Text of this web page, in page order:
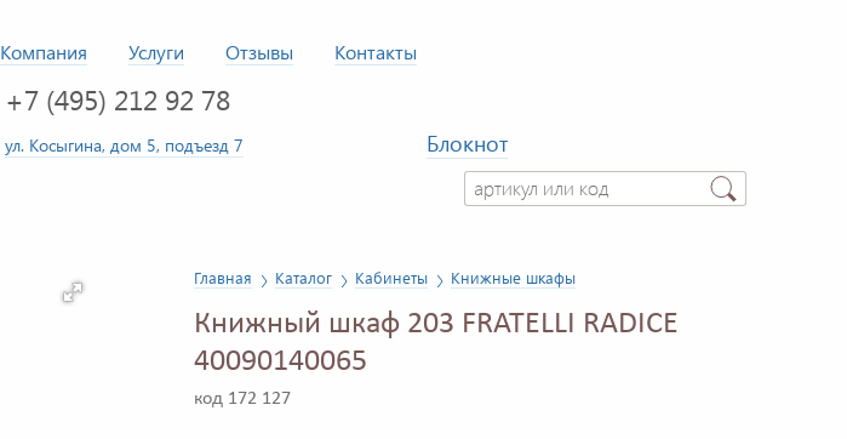
Компания Услуги Отзывы Контакты
+7 (495) 212 92 78
ул. Косыгина, дом 5, подъезд 7
Блокнот
Главная Каталог Кабинеты Книжные шкафы
Книжный шкаф 203 FRATELLI RADICE
40090140065
код 172 127